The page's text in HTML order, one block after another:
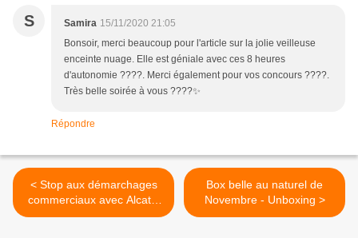
S Samira 15/11/2020 21:05
Bonsoir, merci beaucoup pour l'article sur la jolie veilleuse
enceinte nuage. Elle est géniale avec ces 8 heures
d'autonomie ????. Merci également pour vos concours ????.
Très belle soirée à vous ????✨
Répondre
< Stop aux démarchages
commerciaux avec Alcatel
F890 avec blocages
Box belle au naturel de
Novembre - Unboxing >